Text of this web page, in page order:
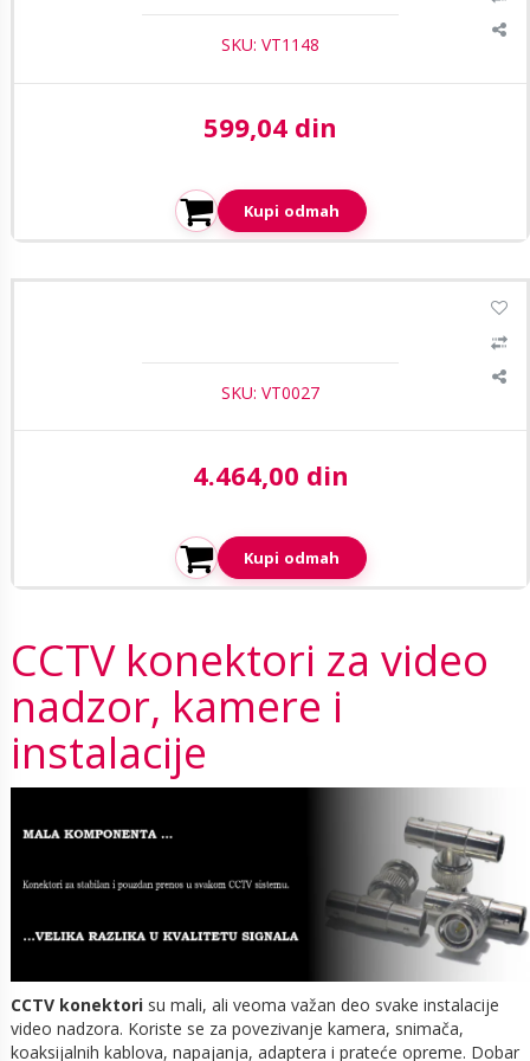
SKU: VT1148
Aktuelna cena:
599,04 din
Kupi odmah
SKU: VT0027
Aktuelna cena:
4.464,00 din
Kupi odmah
CCTV konektori za video
nadzor, kamere i
instalacije
CCTV konektori su mali, ali veoma važan deo svake instalacije
video nadzora. Koriste se za povezivanje kamera, snimača,
koaksijalnih kablova, napajanja, adaptera i prateće opreme. Dobar